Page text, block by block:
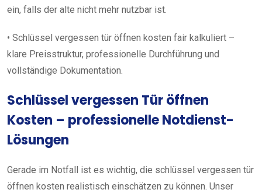
ein, falls der alte nicht mehr nutzbar ist.
• Schlüssel vergessen tür öffnen kosten fair kalkuliert –
klare Preisstruktur, professionelle Durchführung und
vollständige Dokumentation.
Schlüssel vergessen Tür öffnen
Kosten – professionelle Notdienst-
Lösungen
Gerade im Notfall ist es wichtig, die schlüssel vergessen tür
öffnen kosten realistisch einschätzen zu können. Unser